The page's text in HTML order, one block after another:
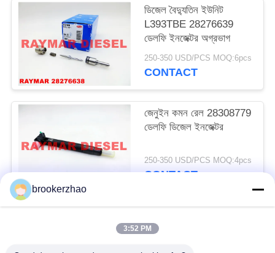
ডিজেল বৈদ্যুতিন ইউনিট
L393TBE 28276639
ডেলফি ইনজেক্টর অগ্রভাগ
250-350 USD/PCS MOQ:6pcs
CONTACT
জেনুইন কমন রেল 28308779
ডেলফি ডিজেল ইনজেক্টর
250-350 USD/PCS MOQ:4pcs
CONTACT
brookerzhao
3:52 PM